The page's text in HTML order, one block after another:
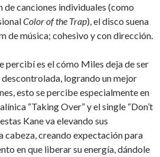
de canciones individuales (como
Color of the Trap), el disco suena
de música; cohesivo y con dirección.
percibí es el cómo Miles deja de ser
logrando un mejor
esto se percibe especialmente en
“Taking Over” y el single “Don’t
Kane va elevando sus
cabeza, creando expectación para
en que liberar su energía, dándole